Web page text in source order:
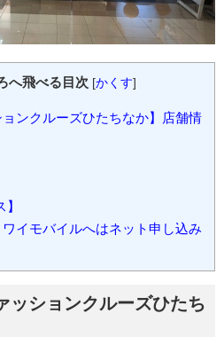
へ飛べる目次 [かくす]
ンクルーズひたちなか】店舗情
イモバイルへはネット申し込み
ッションクルーズひたち